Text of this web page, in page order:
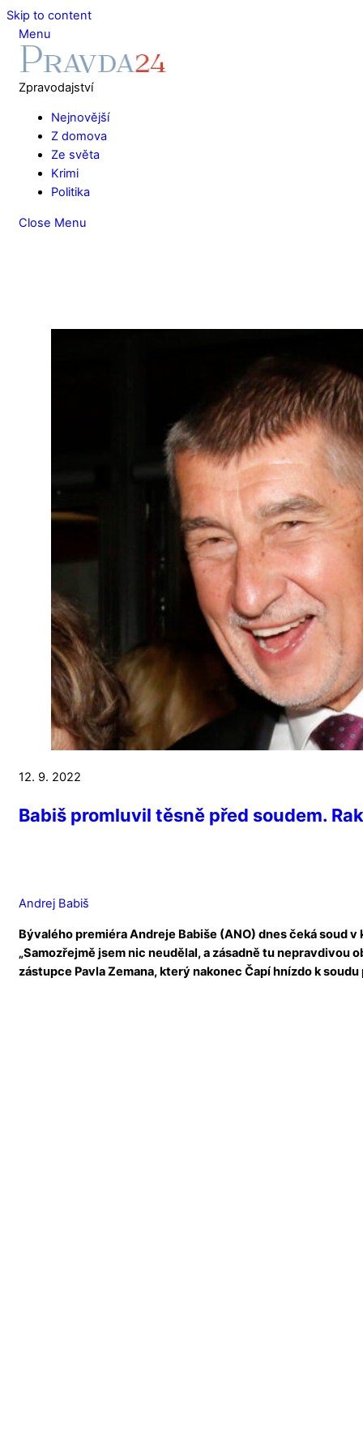
Skip to content
Menu
Zpravodajství
Nejnovější
Z domova
Ze světa
Krimi
Politika
Close Menu
12. 9. 2022
Babiš promluvil těsně před soudem.
Andrej Babiš
Bývalého premiéra Andreje Babiše (ANO) dnes čeká soud
„Samozřejmě jsem nic neudělal, a zásadně tu nepravdivou
zástupce Pavla Zemana, který nakonec Čapí hnízdo k